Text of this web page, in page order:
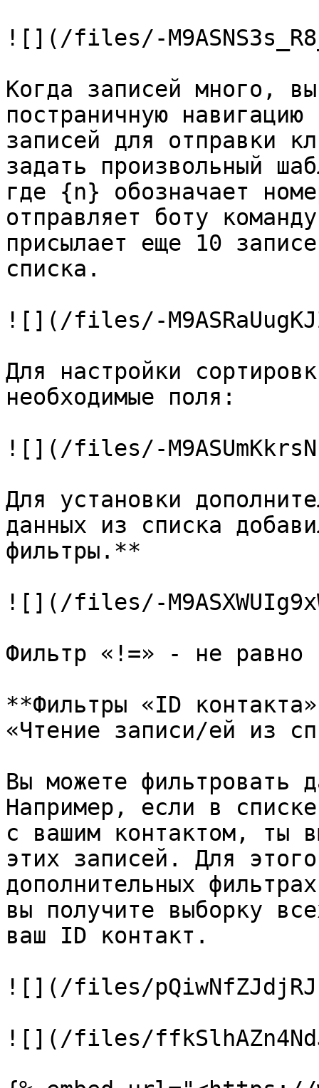
![](/files/-
Когда записей много,
постраничную
записей для отправки
задать произвольный
где {n} обозначает
отправляет боту
присылает еще 10
списка.
![](/files/-
Для настройки
необходимые поля:
![](/files/-
Для установки
данных из списка
фильтры.**
![](/files/-
Фильтр «!=» - не равно
**Фильтры «ID
«Чтение записи/ей из
Вы можете фильтровать
Например, если в
с вашим контактом, ты
этих записей. Для
дополнительных
вы получите выборку
ваш ID контакт.
![](/files/
![](/files/